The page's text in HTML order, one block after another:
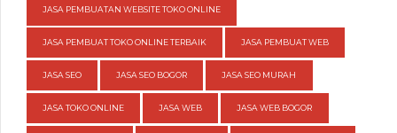
JASA PEMBUATAN WEBSITE TOKO ONLINE
JASA PEMBUAT TOKO ONLINE TERBAIK JASA PEMBUAT WEB
JASA SEO JASA SEO BOGOR JASA SEO MURAH
JASA TOKO ONLINE JASA WEB JASA WEB BOGOR